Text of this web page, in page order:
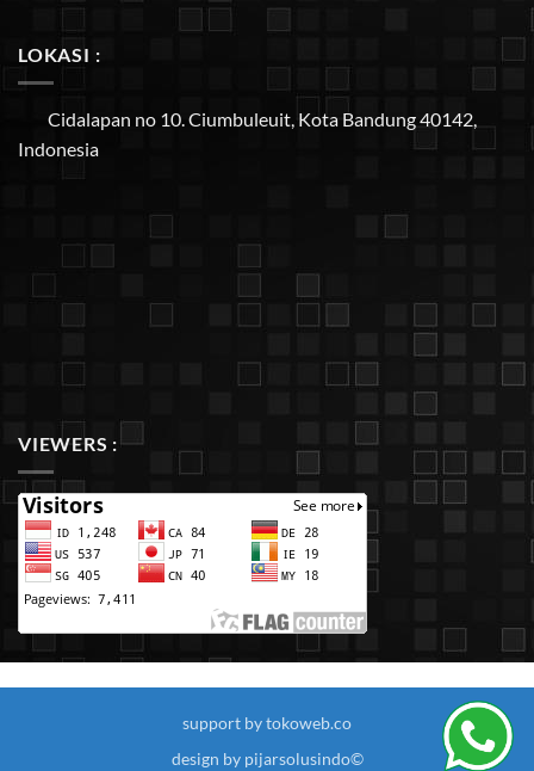
LOKASI :
Cidalapan no 10. Ciumbuleuit, Kota Bandung 40142,
Indonesia
VIEWERS :
support by tokoweb.co
design by pijarsolusindo©